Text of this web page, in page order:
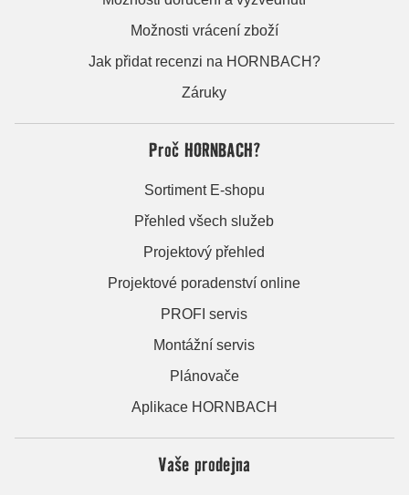
Možnosti vrácení zboží
Jak přidat recenzi na HORNBACH?
Záruky
Proč HORNBACH?
Sortiment E-shopu
Přehled všech služeb
Projektový přehled
Projektové poradenství online
PROFI servis
Montážní servis
Plánovače
Aplikace HORNBACH
Vaše prodejna